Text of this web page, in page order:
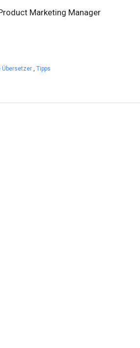
Marketing Manager
Übersetzer , Tipps